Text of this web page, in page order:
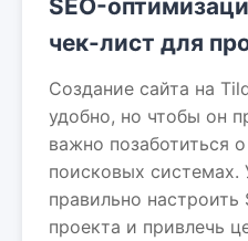
SEO-
чек-лист для
Создание сайта на
удобно, но чтобы он
важно позаботиться
поисковых системах.
правильно настроить
проекта и привлечь